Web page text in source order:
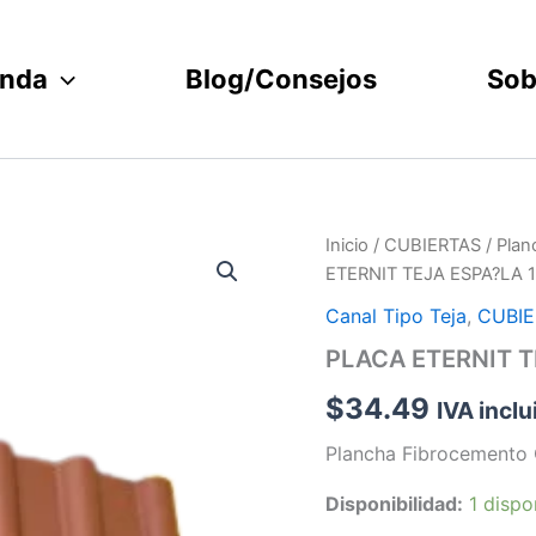
Blog/Consejos
Inicio / CUBIERTAS /
ETERNIT TEJA ESPA?LA
Canal Tipo Teja,
PLACA ETERNIT
$34.49 IVA
Plancha
Disponibilidad: 1
PLACA
ETERNIT
ESPA?
1.05X2.44
cantidad